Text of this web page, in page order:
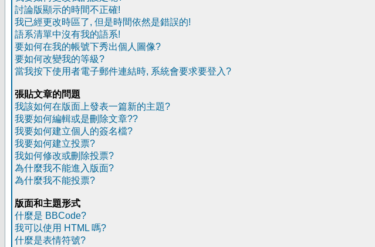
討論版顯示的時間不正確!
我已經更改時區了, 但是時間依然是錯誤的!
語系清單中沒有我的語系!
要如何在我的帳號下秀出個人圖像?
要如何改變我的等級?
當我按下使用者電子郵件連結時, 系統會要求要登入?
張貼文章的問題
我該如何在版面上發表一篇新的主題?
我要如何編輯或是刪除文章??
我要如何建立個人的簽名檔?
我要如何建立投票?
我如何修改或刪除投票?
為什麼我不能進入版面?
為什麼我不能投票?
版面和主題形式
什麼是 BBCode?
我可以使用 HTML 嗎?
什麼是表情符號?